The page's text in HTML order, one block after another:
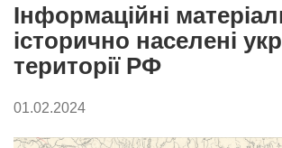
Інформаційні
історично населені
території РФ
01.02.2024